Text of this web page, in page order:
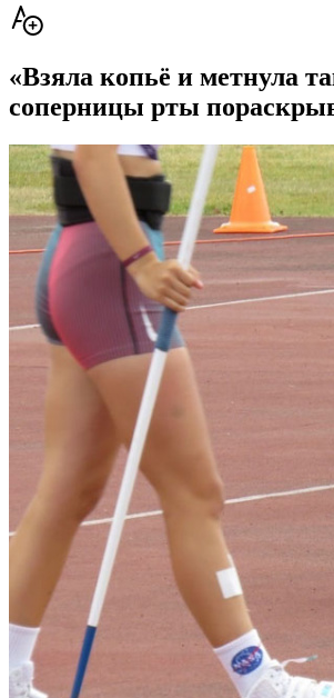
«Взяла копьё и метнула
соперницы рты